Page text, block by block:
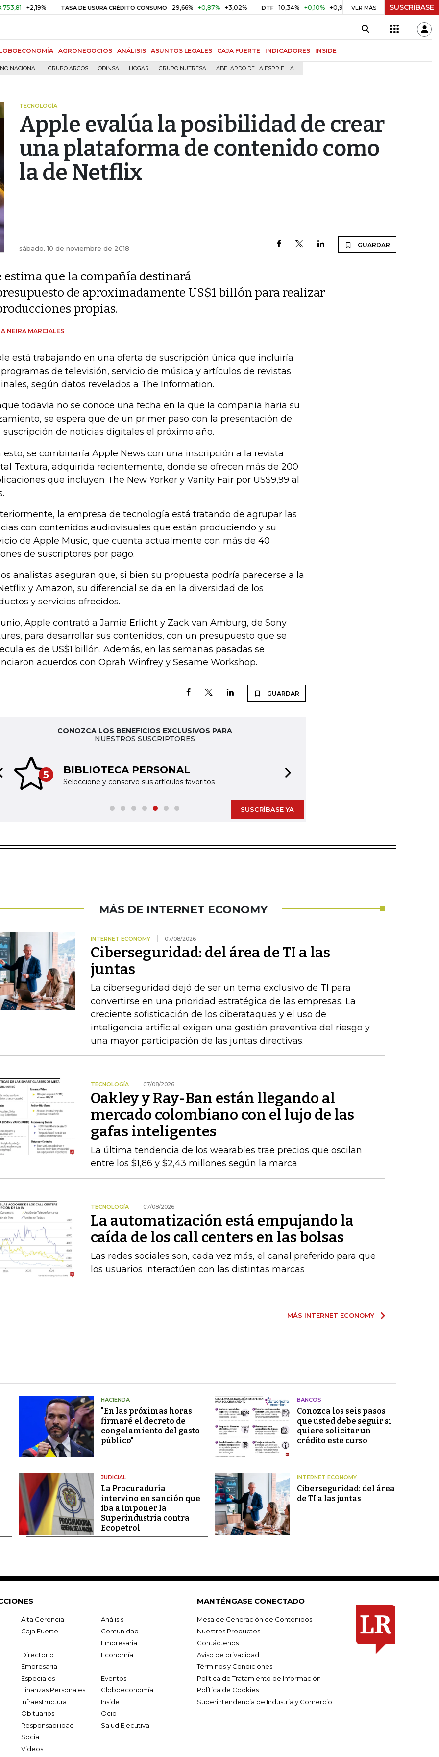
+2,19% TASA DE USURA CRÉDITO CONSUMO 29,66% +0,87% +3,02% DTF 10,34% +0,10% +0,98% UVR $ 416,91 +$ 0,05 +0,01%
VER MÁS SUSCRÍBASE
AGRONEGOCIOS ANÁLISIS ASUNTOS LEGALES CAJA FUERTE INDICADORES INSIDE
NACIONAL GRUPO ARGOS ODINSA HOGAR GRUPO NUTRESA ABELARDO DE LA ESPRIELLA
TECNOLOGÍA
Apple evalúa la posibilidad de crear
una plataforma de contenido como
la de Netflix
sábado, 10 de noviembre de 2018 GUARDAR
estima que la compañía destinará
de aproximadamente US$1 billón para realizar
propias.
NEIRA MARCIALES
está trabajando en una oferta de suscripción única que incluiría
de televisión, servicio de música y artículos de revistas
según datos revelados a The Information.
todavía no se conoce una fecha en la que la compañía haría su
se espera que de un primer paso con la presentación de
suscripción de noticias digitales el próximo año.
esto, se combinaría Apple News con una inscripción a la revista
Textura, adquirida recientemente, donde se ofrecen más de 200
que incluyen The New Yorker y Vanity Fair por US$9,99 al
la empresa de tecnología está tratando de agrupar las
con contenidos audiovisuales que están produciendo y su
de Apple Music, que cuenta actualmente con más de 40
de suscriptores por pago.
analistas aseguran que, si bien su propuesta podría parecerse a la
y Amazon, su diferencial se da en la diversidad de los
y servicios ofrecidos.
Apple contrató a Jamie Erlicht y Zack van Amburg, de Sony
para desarrollar sus contenidos, con un presupuesto que se
es de US$1 billón. Además, en las semanas pasadas se
acuerdos con Oprah Winfrey y Sesame Workshop.
GUARDAR
CONOZCA LOS BENEFICIOS EXCLUSIVOS PARA
NUESTROS SUSCRIPTORES
5 BIBLIOTECA PERSONAL
Seleccione y conserve sus artículos favoritos
slide
SUSCRÍBASE YA
MÁS DE INTERNET ECONOMY
INTERNET ECONOMY 07/08/2026
Ciberseguridad: del área de TI a las
juntas
La ciberseguridad dejó de ser un tema exclusivo de TI para
convertirse en una prioridad estratégica de las empresas. La
creciente sofisticación de los ciberataques y el uso de
inteligencia artificial exigen una gestión preventiva del riesgo y
una mayor participación de las juntas directivas.
TECNOLOGÍA 07/08/2026
Oakley y Ray-Ban están llegando al
mercado colombiano con el lujo de las
gafas inteligentes
La última tendencia de los wearables trae precios que oscilan
entre los $1,86 y $2,43 millones según la marca
TECNOLOGÍA 07/08/2026
La automatización está empujando la
caída de los call centers en las bolsas
Las redes sociales son, cada vez más, el canal preferido para que
los usuarios interactúen con las distintas marcas
MÁS INTERNET ECONOMY
HACIENDA
"En las próximas horas
firmaré el decreto de
congelamiento del gasto
público"
BANCOS
Conozca los seis pasos
que usted debe seguir si
quiere solicitar un
crédito este curso
JUDICIAL
La Procuraduría
intervino en sanción que
iba a imponer la
Superindustria contra
Ecopetrol
INTERNET ECONOMY
Ciberseguridad: del área
de TI a las juntas
Alta Gerencia
Análisis
Caja Fuerte
Comunidad
Empresarial
Directorio
Empresarial
Economía
Especiales
Eventos
Finanzas Personales
Globoeconomía
Infraestructura
Inside
Obituarios
Ocio
Responsabilidad
Social
Salud Ejecutiva
Videos
MANTÉNGASE CONECTADO
Mesa de Generación de Contenidos
Nuestros Productos
Contáctenos
Aviso de privacidad
Términos y Condiciones
Política de Tratamiento de Información
Política de Cookies
Superintendencia de Industria y Comercio